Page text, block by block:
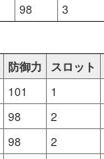
98 3
防御力 スロット
101 1
98 2
98 2